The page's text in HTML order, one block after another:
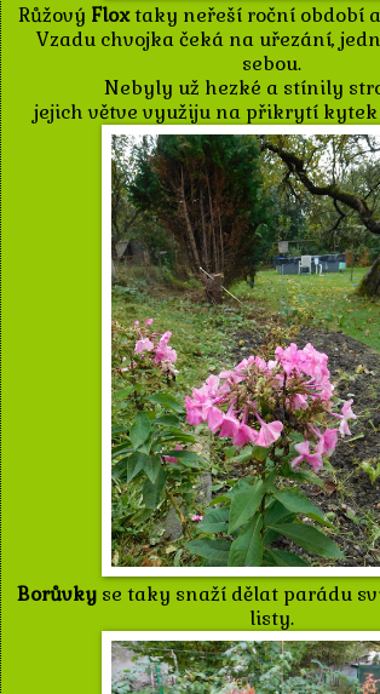
Růžový Floxtaky neřeší roční období a
Vzadu chvojka čeká na uřezání,
sebou.
Nebyly už hezké a stínily
jejich větve využiju na přikrytí
Borůvky se taky snaží dělat parádu
listy.